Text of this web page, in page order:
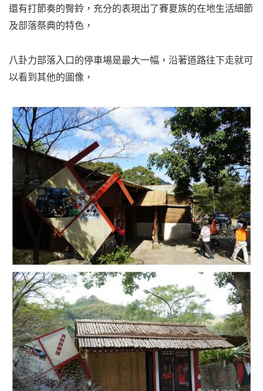
還有打節奏的臀鈴，充分的表現出了賽夏族的在地生活細節
及部落祭典的特色，
八卦力部落入口的停車場是最大一幅，沿著道路往下走就可
以看到其他的圖像，